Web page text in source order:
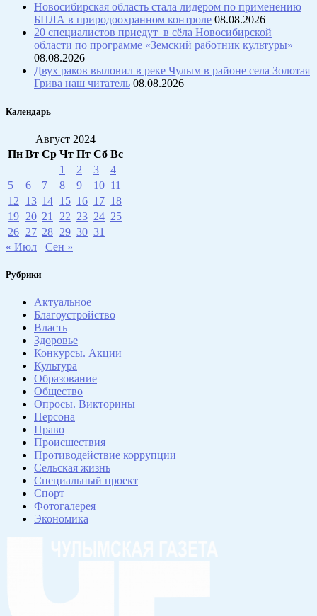
Новосибирская область стала лидером по применению
БПЛА в природоохранном контроле 08.08.2026
20 специалистов приедут в сёла Новосибирской
области по программе «Земский работник культуры»
08.08.2026
Двух раков выловил в реке Чулым в районе села Золотая
Грива наш читатель 08.08.2026
Календарь
Август 2024
Пн Вт Ср Чт Пт Сб Вс
1
2 3
4
5
6 7 8 9 10 11
12
13 14 15 16 17 18
19 20 21 22 23 24 25
26 27 28 29 30 31
« Июл
Сен »
Рубрики
Актуальное
Благоустройство
Власть
Здоровье
Конкурсы. Акции
Культура
Образование
Общество
Опросы. Викторины
Персона
Право
Происшествия
Противодействие коррупции
Сельская жизнь
Специальный проект
Спорт
Фотогалерея
Экономика